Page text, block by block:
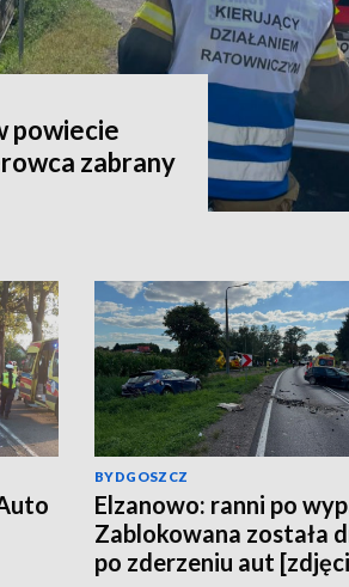
powiecie
zabrany
BYDGOSZCZ
Elzanowo: ranni po
Zablokowana została
po zderzeniu aut